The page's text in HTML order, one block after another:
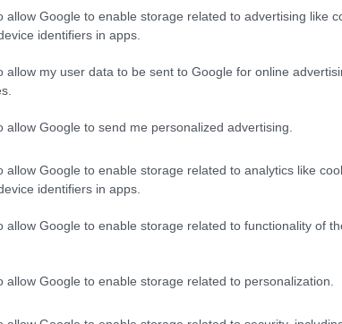
allow Google to enable storage related to advertising like
identifiers in apps.
allow my user data to be sent to Google for online
allow Google to send me personalized advertising.
allow Google to enable storage related to analytics like
identifiers in apps.
allow Google to enable storage related to functionality of
allow Google to enable storage related to personalization.
Melbārdis un Jānis Strenga, autobraucēji
režisors Aigars Grauba un daudzi citi. Viņi
pārstrādei, bet vēl pirms ierīču otrās
izstādē.